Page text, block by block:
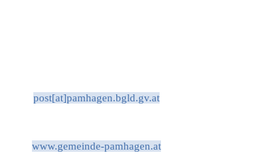
post[at]pamhagen.bgld.gv.at
www.gemeinde-pamhagen.at